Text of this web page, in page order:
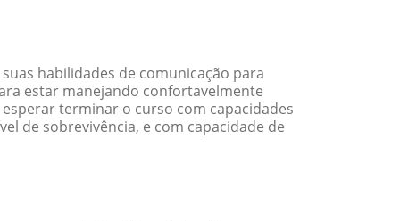
habilidades de comunicação para
estar manejando confortavelmente
terminar o curso com capacidades
de sobrevivência, e com capacidade de